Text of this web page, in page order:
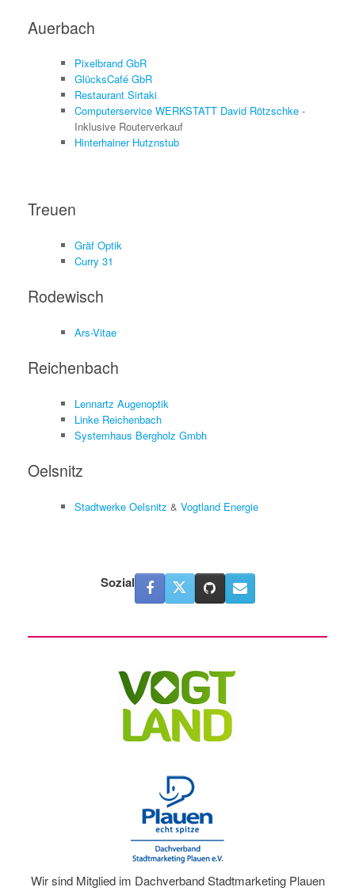
Auerbach
Pixelbrand GbR
GlücksCafé GbR
Restaurant Sirtaki
Computerservice WERKSTATT David Rötzschke-
Inklusive Routerverkauf
Hinterhainer Hutznstub
Treuen
Gräf Optik
Curry 31
Rodewisch
Ars-Vitae
Reichenbach
Lennartz Augenoptik
Linke Reichenbach
Systemhaus Bergholz Gmbh
Oelsnitz
Stadtwerke Oelsnitz & Vogtland Energie
Sozial
Wir sind Mitglied im Dachverband Stadtmarketing Plauen